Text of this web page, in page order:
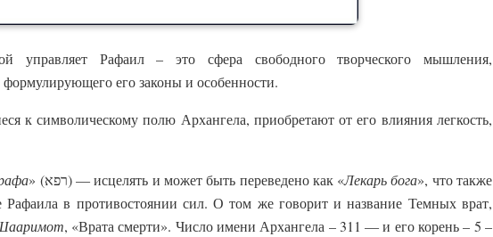
управляет Рафаил – это сфера свободного творческого мышления,
его законы и особенности.
к символическому полю Архангела, приобретают от его влияния легкость,
» (רפא) — исцелять и может быть переведено как «Лекарь бога», что также
Рафаила в противостоянии сил. О том же говорит и название Темных врат,
, «Врата смерти». Число имени Архангела – 311 — и его корень – 5 –